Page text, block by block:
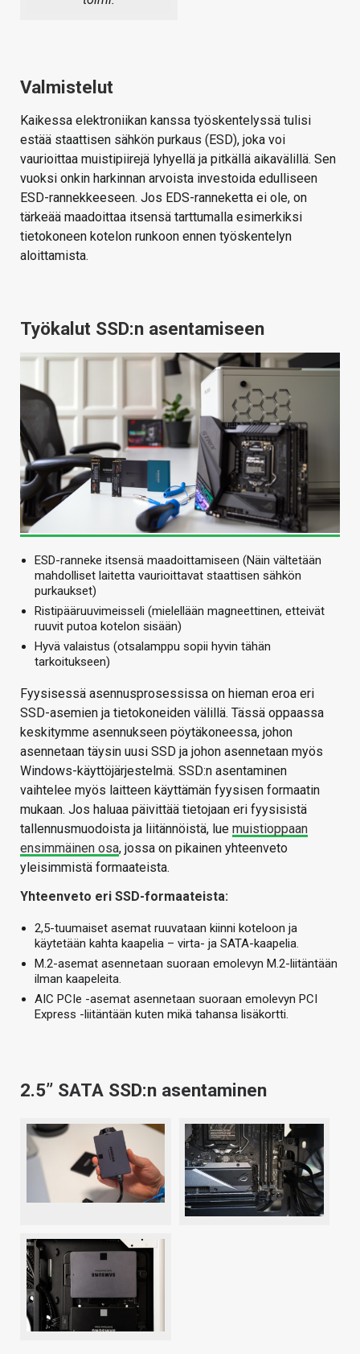
Valmistelut
Kaikessa elektroniikan kanssa työskentelyssä tulisi
estää staattisen sähkön purkaus (ESD), joka voi
vaurioittaa muistipiirejä lyhyellä ja pitkällä aikavälillä. Sen
vuoksi onkin harkinnan arvoista investoida edulliseen
ESD-rannekkeeseen. Jos EDS-ranneketta ei ole, on
tärkeää maadoittaa itsensä tarttumalla esimerkiksi
tietokoneen kotelon runkoon ennen työskentelyn
aloittamista.
Työkalut SSD:n asentamiseen
ESD-ranneke itsensä maadoittamiseen (Näin vältetään
mahdolliset laitetta vaurioittavat staattisen sähkön
purkaukset)
Ristipääruuvimeisseli (mielellään magneettinen, etteivät
ruuvit putoa kotelon sisään)
Hyvä valaistus (otsalamppu sopii hyvin tähän
tarkoitukseen)
Fyysisessä asennusprosessissa on hieman eroa eri
SSD-asemien ja tietokoneiden välillä. Tässä oppaassa
keskitymme asennukseen pöytäkoneessa, johon
asennetaan täysin uusi SSD ja johon asennetaan myös
Windows-käyttöjärjestelmä. SSD:n asentaminen
vaihtelee myös laitteen käyttämän fyysisen formaatin
mukaan. Jos haluaa päivittää tietojaan eri fyysisistä
tallennusmuodoista ja liitännöistä, lue muistioppaan
ensimmäinen osa, jossa on pikainen yhteenveto
yleisimmistä formaateista.
Yhteenveto eri SSD-formaateista:
2,5-tuumaiset asemat ruuvataan kiinni koteloon ja
käytetään kahta kaapelia – virta- ja SATA-kaapelia.
M.2-asemat asennetaan suoraan emolevyn M.2-liitäntään
ilman kaapeleita.
AIC PCIe -asemat asennetaan suoraan emolevyn PCI
Express -liitäntään kuten mikä tahansa lisäkortti.
2.5” SATA SSD:n asentaminen